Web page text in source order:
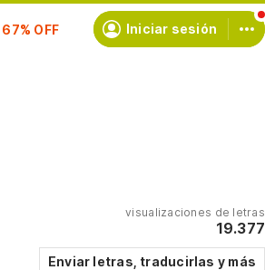
Suscríbete Iniciar sesión
visualizaciones de letras
19.377
Enviar letras, traducirlas y más